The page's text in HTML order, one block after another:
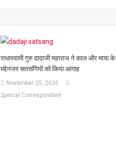
राधास्वामी गुरु दादाजी महाराज ने काल और माया के
मद्देनजर सतसंगियों को किया आगाह
November 25, 2020
Special Correspondent